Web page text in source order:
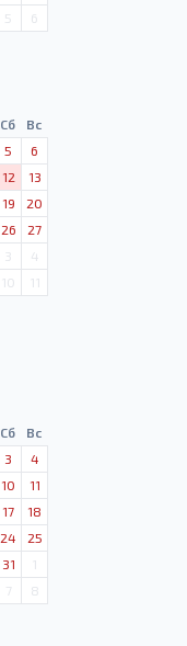
5 6
Сб
Вс
5
6
12
13
19
20
26
27
3
4
10 11
Сб
Вс
3
4
10
11
17
18
24
25
31
1
7 8